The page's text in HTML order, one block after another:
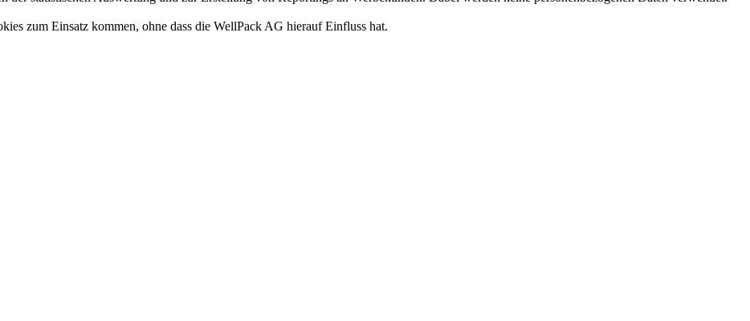
zum Einsatz kommen, ohne dass die WellPack AG hierauf Einfluss hat.